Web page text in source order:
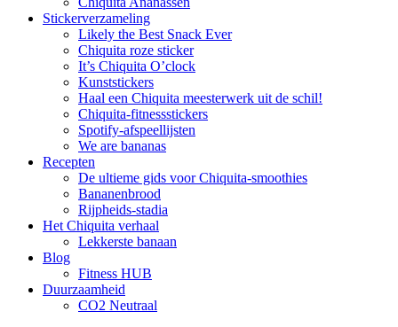
Stickerverzameling
Likely the Best Snack Ever
Chiquita roze sticker
It’s Chiquita O’clock
Kunststickers
Haal een Chiquita meesterwerk uit de schil!
Chiquita-fitnessstickers
Spotify-afspeellijsten
We are bananas
Recepten
De ultieme gids voor Chiquita-smoothies
Bananenbrood
Rijpheids-stadia
Het Chiquita verhaal
Lekkerste banaan
Blog
Fitness HUB
Duurzaamheid
CO2 Neutraal